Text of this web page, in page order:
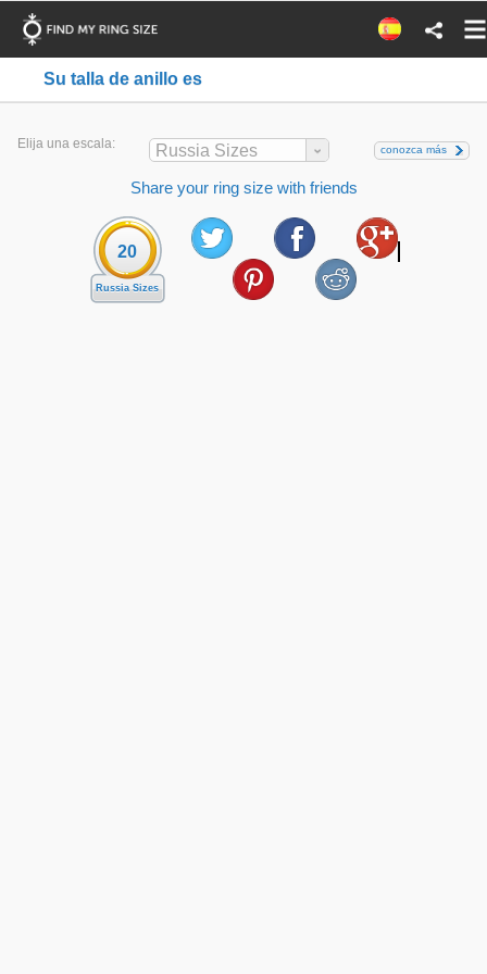
Su talla de anillo es
Elija una escala: Russia Sizes conozca más
Share your ring size with friends
20
Russia Sizes